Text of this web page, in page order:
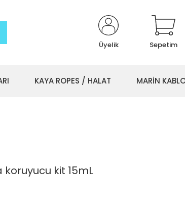
Üyelik Sepetim
KAYA ROPES / HALAT MARİN
kit 15mL